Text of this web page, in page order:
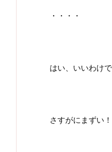
・・・・
はい、いいわけで
さすがにまずい